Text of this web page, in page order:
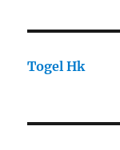
Togel Hk